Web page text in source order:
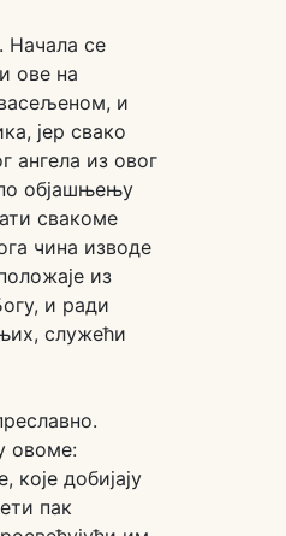
Начала се
ове на
и
јер свако
ангела из овог
објашњењу
свакоме
чина изводе
из
и ради
служећи
овоме:
добијају
пак